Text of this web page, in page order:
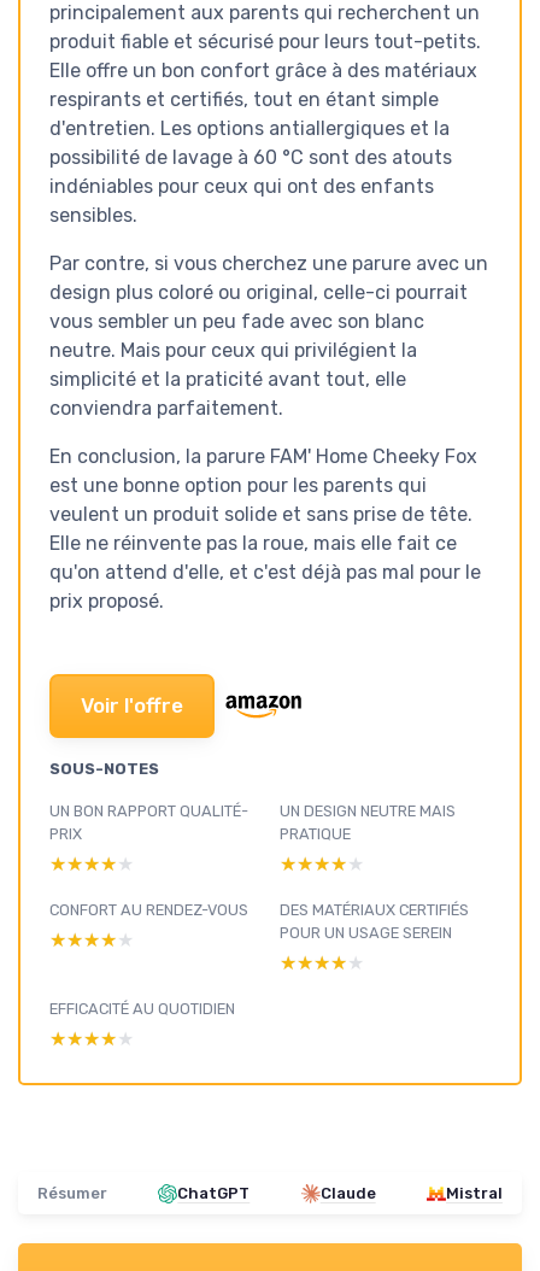
principalement aux parents qui recherchent un
produit fiable et sécurisé pour leurs tout-petits.
Elle offre un bon confort grâce à des matériaux
respirants et certifiés, tout en étant simple
d'entretien. Les options antiallergiques et la
possibilité de lavage à 60 °C sont des atouts
indéniables pour ceux qui ont des enfants
sensibles.
Par contre, si vous cherchez une parure avec un
design plus coloré ou original, celle-ci pourrait
vous sembler un peu fade avec son blanc
neutre. Mais pour ceux qui privilégient la
simplicité et la praticité avant tout, elle
conviendra parfaitement.
En conclusion, la parure FAM' Home Cheeky Fox
est une bonne option pour les parents qui
veulent un produit solide et sans prise de tête.
Elle ne réinvente pas la roue, mais elle fait ce
qu'on attend d'elle, et c'est déjà pas mal pour le
prix proposé.
Voir l'offre
SOUS-NOTES
UN BON RAPPORT QUALITÉ-
PRIX
★★★★★
★★★★★
UN DESIGN NEUTRE MAIS
PRATIQUE
★★★★★
★★★★★
CONFORT AU RENDEZ-VOUS
★★★★★
★★★★★
DES MATÉRIAUX CERTIFIÉS
POUR UN USAGE SEREIN
★★★★★
★★★★★
EFFICACITÉ AU QUOTIDIEN
★★★★★
★★★★★
Résumer ChatGPT Claude Mistral